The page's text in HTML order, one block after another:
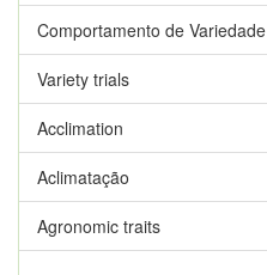
Comportamento de Variedade
Variety trials
Acclimation
Aclimatação
Agronomic traits